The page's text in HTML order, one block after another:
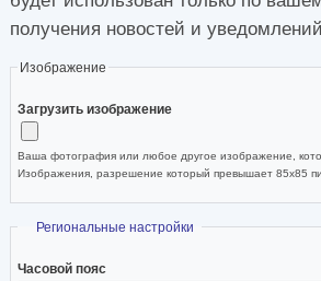
получения новостей и
Изображение
Загрузить изображение
Ваша фотография или любое другое изображение,
Изображения, разрешение который превышает 85x85
Скрыть
Региональные настройки
Часовой пояс